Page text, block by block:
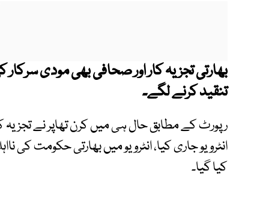
بھارتی تجزیہ کار اور صحافی بھی مودی سرکار
تنقید کرنے لگے۔
رپورٹ کے مطابق حال ہی میں کرن تھاپر نے تجزیہ
انٹرویو جاری کیا، انٹرویو میں بھارتی حکومت کی
کیا گیا۔